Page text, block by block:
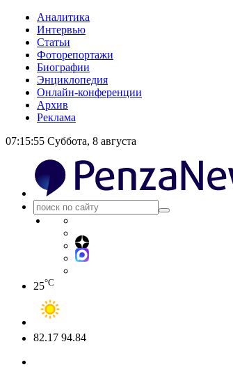
Аналитика
Интервью
Статьи
Фоторепортажи
Биографии
Энциклопедия
Онлайн-конференции
Архив
Реклама
07:15:56 Суббота, 8 августа
25°C
82.17 94.84